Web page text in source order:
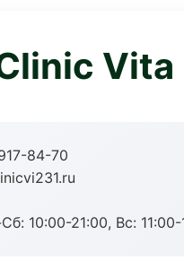
Vita
84-70
10:00-21:00, Вс: 11:00-